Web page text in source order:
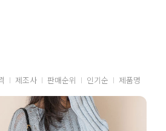
제조사 판매순위 인기순 제품명